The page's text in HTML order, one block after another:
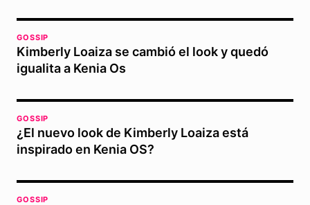
GOSSIP
Kimberly Loaiza se cambió el look y quedó
igualita a Kenia Os
GOSSIP
¿El nuevo look de Kimberly Loaiza está
inspirado en Kenia OS?
GOSSIP